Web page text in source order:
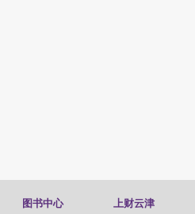
图书中心 上财云津